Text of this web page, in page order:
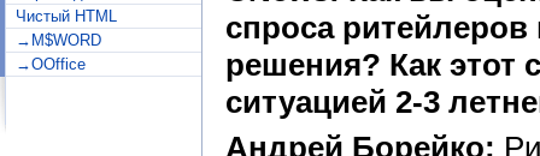
Чистый HTML
→M$WORD
→OOffice
спроса
решения? Как этот
ситуацией 2-3
Андрей Борейко: